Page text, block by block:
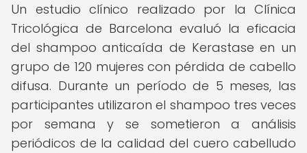
Un estudio clínico realizado por la Clínica
Tricológica de Barcelona evaluó la eficacia
del shampoo anticaída de Kerastase en un
grupo de 120 mujeres con pérdida de cabello
difusa. Durante un período de 5 meses, las
participantes utilizaron el shampoo tres veces
por semana y se sometieron a análisis
periódicos de la calidad del cuero cabelludo